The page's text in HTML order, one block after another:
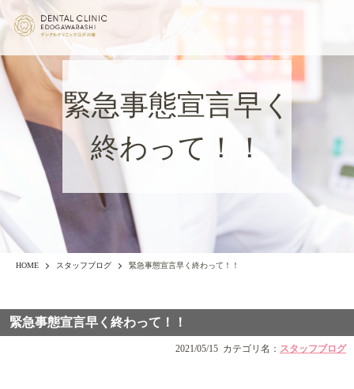
緊急事態宣言早く
終わって！！
HOME スタッフブログ 緊急事態宣言早く終わって！！
緊急事態宣言早く終わって！！
2021/05/15 カテゴリ名： スタッフブログ